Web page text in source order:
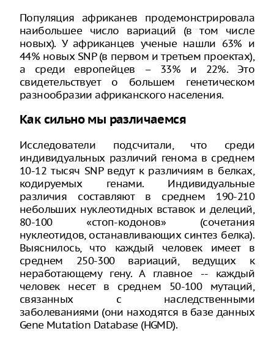
Популяция африканев продемонстрировала
наибольшее число вариаций (в том числе
новых). У африканцев ученые нашли 63% и
44% новых SNP (в первом и третьем проектах),
а среди европейцев – 33% и 22%. Это
свидетельствует о большем генетическом
разнообразии африканского населения.
Как сильно мы различаемся
Исследователи подсчитали, что среди
индивидуальных различий генома в среднем
10-12 тысяч SNP ведут к различиям в белках,
кодируемых генами. Индивидуальные
различия составляют в среднем 190-210
небольших нуклеотидных вставок и делеций,
80-100 «стоп-кодонов» (сочетания
нуклеотидов, останавливающих синтез белка).
Выяснилось, что каждый человек имеет в
среднем 250-300 вариаций, ведущих к
неработающему гену. А главное -- каждый
человек несет в среднем 50-100 мутаций,
связанных с наследственными
заболеваниями (они находятся в базе данных
Gene Mutation Database (HGMD).